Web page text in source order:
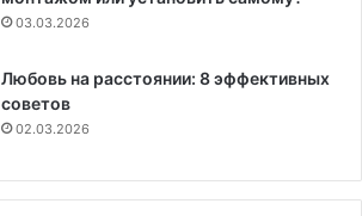
03.03.2026
Любовь на расстоянии: 8 эффективных
советов
02.03.2026